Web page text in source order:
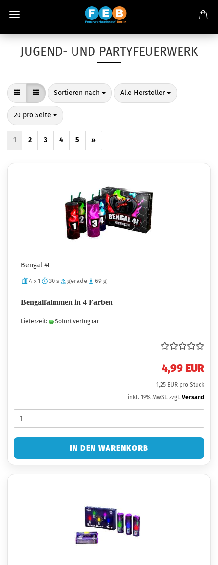
JUGEND- UND PARTYFEUERWERK
Sortieren nach
Sortieren nach Alle Hersteller
pro Seite
20 pro Seite
pro Seite
1 2 3 4 5 »
Bengal 4!
4 x 1 30 s gerade 69 g
Bengalfalmmen in 4 Farben
Lieferzeit: Sofort verfügbar
4,99 EUR
1,25 EUR pro Stück
inkl. 19% MwSt. zzgl. Versand
IN DEN WARENKORB